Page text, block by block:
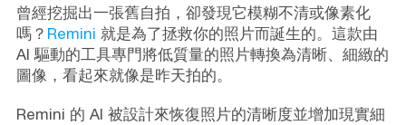
曾經挖掘出一張舊自拍，卻發現它模糊不清或像素化
嗎？ Remini 就是為了拯救你的照片而誕生的。這款由
AI 驅動的工具專門將低質量的照片轉換為清晰、細緻的
圖像，看起來就像是昨天拍的。
Remini 的 AI 被設計來恢復照片的清晰度並增加現實細